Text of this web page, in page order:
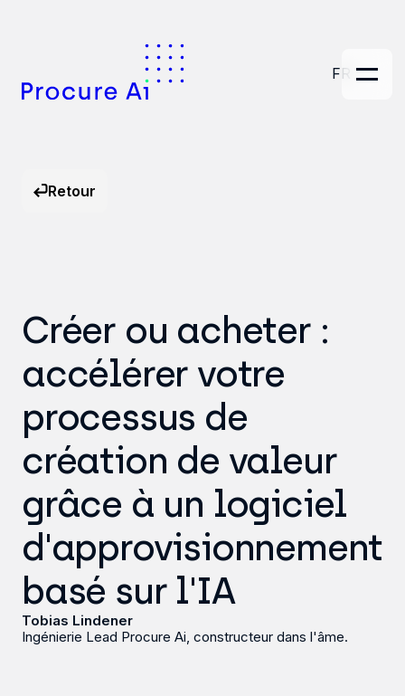
FR
Retour
Créer ou acheter :
accélérer votre
processus de
création de valeur
grâce à un logiciel
d'approvisionnement
basé sur l'IA
Tobias Lindener
Ingénierie Lead Procure Ai, constructeur dans l'âme.